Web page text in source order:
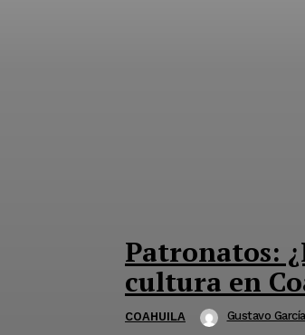
Patronatos:
cultura en
COAHUILA Gustavo García